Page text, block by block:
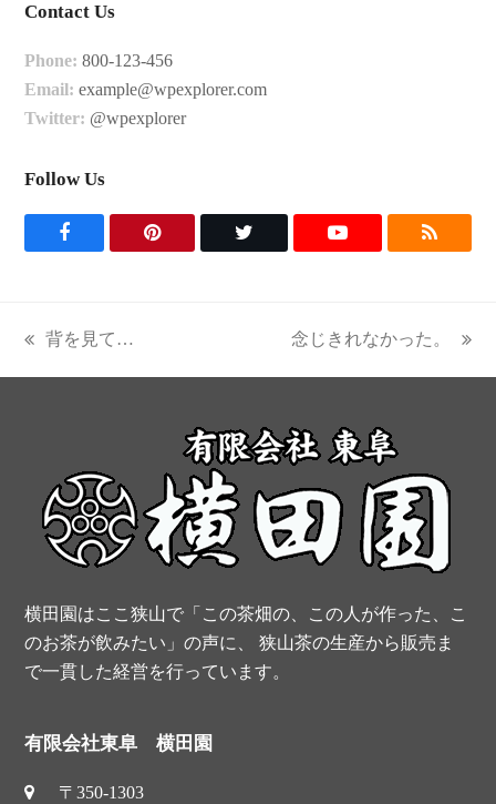
Contact Us
Phone: 800-123-456
Email: example@wpexplorer.com
Twitter: @wpexplorer
Follow Us
F
c
o
k
P
s
t
T
e
Y
b
R
previous
post:
背を見て…
next
post:
念じきれなかった。
横田園はここ狭山で「この茶畑の、この人が作った、こ
のお茶が飲みたい」の声に、 狭山茶の生産から販売ま
で一貫した経営を行っています。
有限会社東阜 横田園
〒350-1303